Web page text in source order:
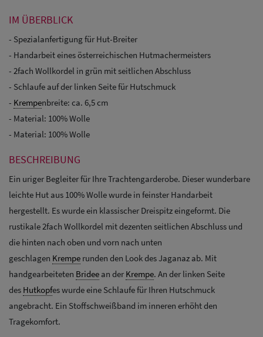
IM ÜBERBLICK
- Spezialanfertigung für Hut-Breiter
- Handarbeit eines österreichischen Hutmachermeisters
- 2fach Wollkordel in grün mit seitlichen Abschluss
- Schlaufe auf der linken Seite für Hutschmuck
- Krempenbreite: ca. 6,5 cm
- Material: 100% Wolle
- Material: 100% Wolle
BESCHREIBUNG
Ein uriger Begleiter für Ihre Trachtengarderobe. Dieser wunderbare
leichte Hut aus 100% Wolle wurde in feinster Handarbeit
hergestellt. Es wurde ein klassischer Dreispitz eingeformt. Die
rustikale 2fach Wollkordel mit dezenten seitlichen Abschluss und
die hinten nach oben und vorn nach unten
geschlagen Krempe runden den Look des Jaganaz ab. Mit
handgearbeiteten Bridee an der Krempe. An der linken Seite
des Hutkopfes wurde eine Schlaufe für Ihren Hutschmuck
angebracht. Ein Stoffschweißband im inneren erhöht den
Tragekomfort.